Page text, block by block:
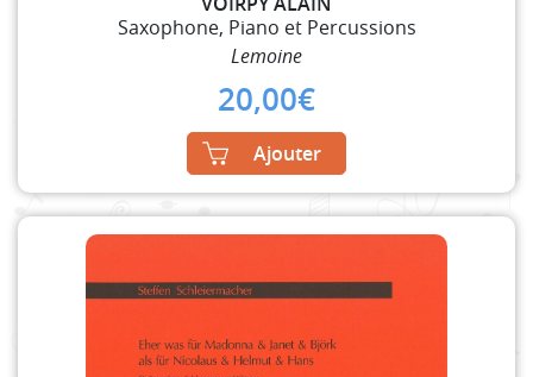
Saxophone, Piano et Percussions
Lemoine
20,00€
Ajouter